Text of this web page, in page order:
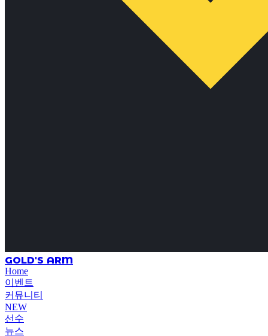
GOLD'S ARM
Home
이벤트
커뮤니티
NEW
선수
뉴스